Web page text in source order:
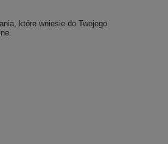
które wniesie do Twojego